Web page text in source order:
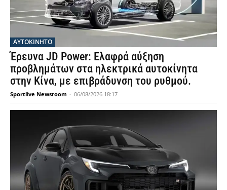
ΑΥΤΟΚΙΝΗΤΟ
Έρευνα JD Power: Ελαφρά αύξηση
προβλημάτων στα ηλεκτρικά αυτοκίνητα
στην Κίνα, με επιβράδυνση του ρυθμού.
Sportlive Newsroom - 06/08/2026 18:17